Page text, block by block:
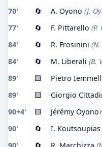
70' 🔄 A. Oyono (J.
77' 🔄 F. Pittarello (P.
84' 🔄 R. Frosinini
84' 🔄 M. Liberali (B.
89' 🟨 Pietro
89' 🟨 Giorgio
90+4' 🟨 Jérémy Oyono
90' 🔄 I. Koutsoupias